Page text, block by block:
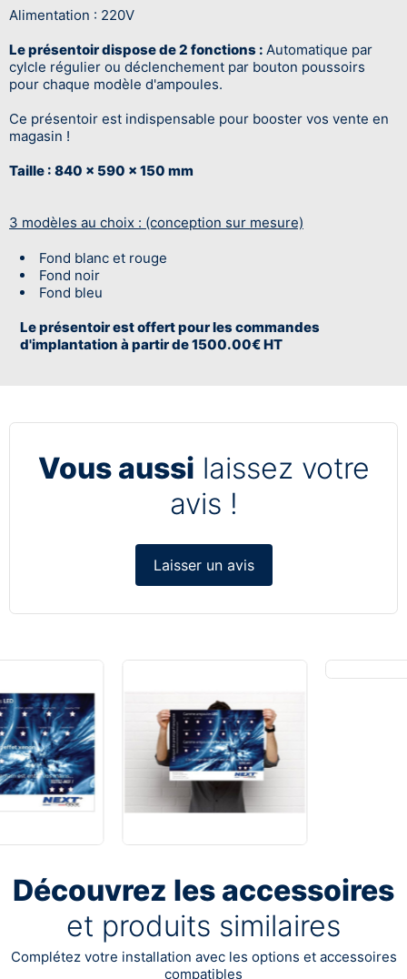
Alimentation : 220V
Le présentoir dispose de 2 fonctions : Automatique par
cylcle régulier ou déclenchement par bouton poussoirs
pour chaque modèle d'ampoules.
Ce présentoir est indispensable pour booster vos vente en
magasin !
Taille : 840 x 590 x 150 mm
3 modèles au choix : (conception sur mesure)
Fond blanc et rouge
Fond noir
Fond bleu
Le présentoir est offert pour les commandes
d'implantation à partir de 1500.00€ HT
Vous aussi laissez votre
avis !
Laisser un avis
Découvrez les accessoires
et produits similaires
Complétez votre installation avec les options et accessoires
compatibles